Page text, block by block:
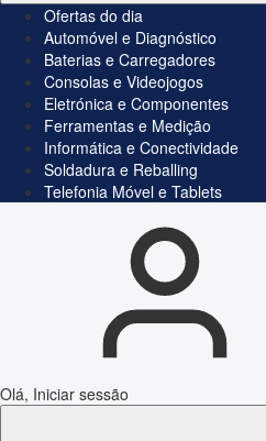
Ofertas do dia
Automóvel e Diagnóstico
Baterias e Carregadores
Consolas e Videojogos
Eletrónica e Componentes
Ferramentas e Medição
Informática e Conectividade
Soldadura e Reballing
Telefonia Móvel e Tablets
Olá, Iniciar sessão